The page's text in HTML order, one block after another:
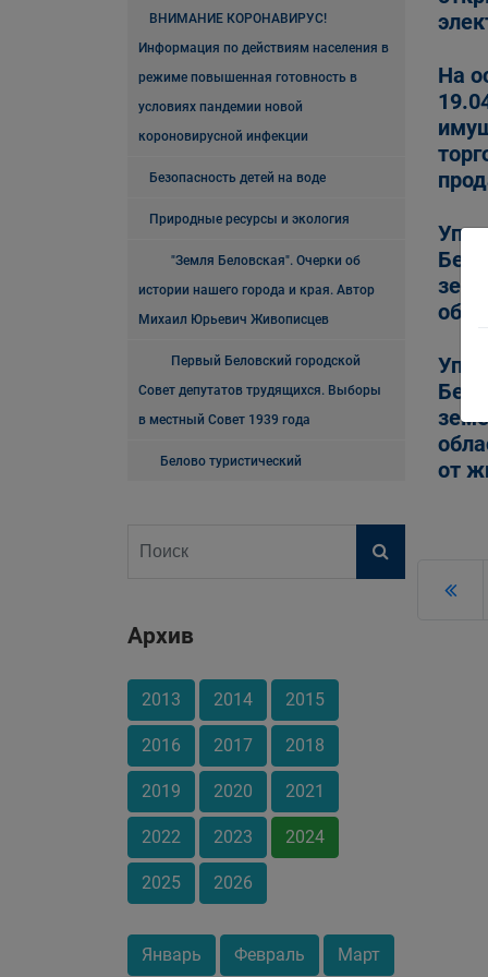
ВНИМАНИЕ КОРОНАВИРУС!
Информация по действиям населения в
режиме повышенная готовность в
условиях пандемии новой
короновирусной инфекции
Безопасность детей на воде
Природные ресурсы и экология
"Земля Беловская". Очерки об
истории нашего города и края. Автор
Михаил Юрьевич Живописцев
Первый Беловский городской
Совет депутатов трудящихся. Выборы
в местный Совет 1939 года
Белово туристический
Архив
2013 2014 2015
2016 2017 2018
2019 2020 2021
2022 2023 2024
2025 2026
Январь Февраль Март
На
от